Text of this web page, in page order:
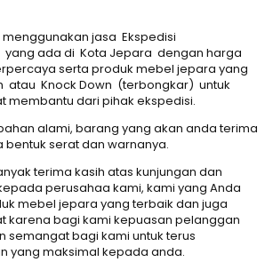
jasa Ekspedisi
yang ada di Kota Jepara dengan harga
serta produk mebel jepara yang
atau Knock Down (terbongkar) untuk
membantu dari pihak ekspedisi.
alami, barang yang akan anda terima
serat dan warnanya.
terima kasih atas kunjungan dan
perusahaa kami, kami yang Anda
mebel jepara yang terbaik dan juga
karena bagi kami kepuasan pelanggan
semangat bagi kami untuk terus
yang maksimal kepada anda.